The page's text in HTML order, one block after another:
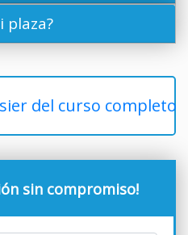
plaza?
Descargar el dossier del curso completo
sin compromiso!